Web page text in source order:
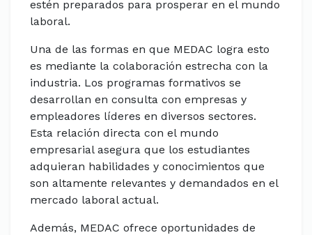
estén preparados para prosperar en el mundo
laboral.
Una de las formas en que MEDAC logra esto
es mediante la colaboración estrecha con la
industria. Los programas formativos se
desarrollan en consulta con empresas y
empleadores líderes en diversos sectores.
Esta relación directa con el mundo
empresarial asegura que los estudiantes
adquieran habilidades y conocimientos que
son altamente relevantes y demandados en el
mercado laboral actual.
Además, MEDAC ofrece oportunidades de